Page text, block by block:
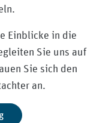
Einblicke in die
Sie uns auf
Sie sich den
an.